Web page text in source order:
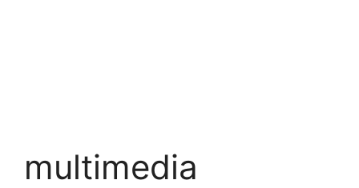
multimedia